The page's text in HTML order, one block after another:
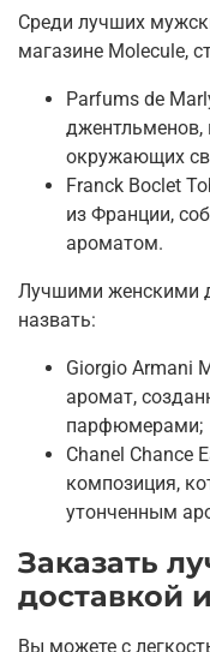
Среди лучших
магазине Molecule,
Parfums de
джентльменов,
окружающих
Franck Boclet
из Франции,
ароматом.
Лучшими женскими
назвать:
Giorgio Armani
аромат,
парфюмерами;
Chanel Chance
композиция,
утонченным
Заказать
доставкой
Вы можете с